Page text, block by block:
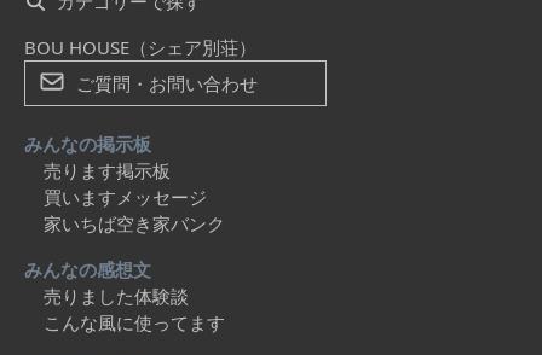
BOU HOUSE（シェア別荘）
ご質問・お問い合わせ
みんなの掲示板
売ります掲示板
買いますメッセージ
家いちば空き家バンク
みんなの感想文
売りました体験談
こんな風に使ってます